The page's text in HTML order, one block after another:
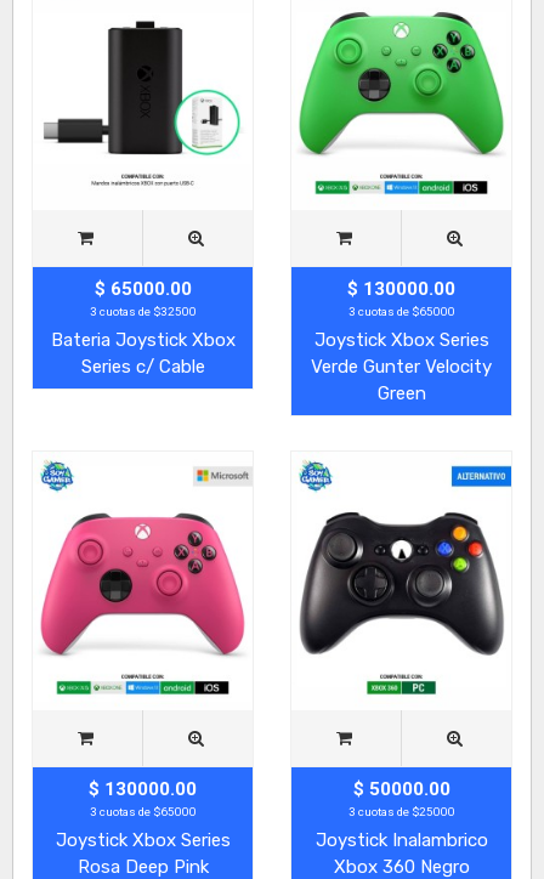
$ 65000.00
3 cuotas de $32500
Bateria Joystick Xbox
Series c/ Cable
$ 130000.00
3 cuotas de $65000
Joystick Xbox Series
Verde Gunter Velocity
Green
$ 130000.00
3 cuotas de $65000
Joystick Xbox Series
Rosa Deep Pink
$ 50000.00
3 cuotas de $25000
Joystick Inalambrico
Xbox 360 Negro